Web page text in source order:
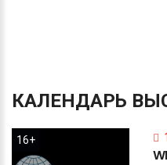
КАЛЕНДАРЬ
16+